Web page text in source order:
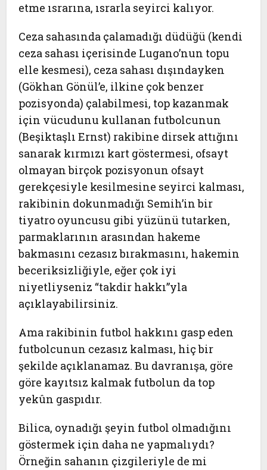
etme ısrarına, ısrarla seyirci kalıyor.
Ceza sahasında çalamadığı düdüğü (kendi
ceza sahası içerisinde Lugano’nun topu
elle kesmesi), ceza sahası dışındayken
(Gökhan Gönül’e, ilkine çok benzer
pozisyonda) çalabilmesi, top kazanmak
için vücudunu kullanan futbolcunun
(Beşiktaşlı Ernst) rakibine dirsek attığını
sanarak kırmızı kart göstermesi, ofsayt
olmayan birçok pozisyonun ofsayt
gerekçesiyle kesilmesine seyirci kalması,
rakibinin dokunmadığı Semih’in bir
tiyatro oyuncusu gibi yüzünü tutarken,
parmaklarının arasından hakeme
bakmasını cezasız bırakmasını, hakemin
beceriksizliğiyle, eğer çok iyi
niyetliyseniz “takdir hakkı”yla
açıklayabilirsiniz.
Ama rakibinin futbol hakkını gasp eden
futbolcunun cezasız kalması, hiç bir
şekilde açıklanamaz. Bu davranışa, göre
göre kayıtsız kalmak futbolun da top
yekûn gaspıdır.
Bilica, oynadığı şeyin futbol olmadığını
göstermek için daha ne yapmalıydı?
Örneğin sahanın çizgileriyle de mi